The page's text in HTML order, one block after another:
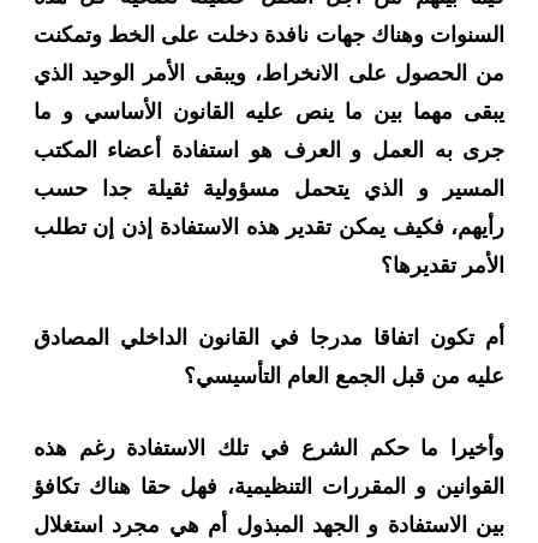
السنوات وهناك جهات نافدة دخلت على الخط وتمكنت
من الحصول على الانخراط، ويبقى الأمر الوحيد الذي
يبقى مهما بين ما ينص عليه القانون الأساسي و ما
جرى به العمل و العرف هو استفادة أعضاء المكتب
المسير و الذي يتحمل مسؤولية ثقيلة جدا حسب
رأيهم، فكيف يمكن تقدير هذه الاستفادة إذن إن تطلب
الأمر تقديرها؟
أم تكون اتفاقا مدرجا في القانون الداخلي المصادق
عليه من قبل الجمع العام التأسيسي؟
وأخيرا ما حكم الشرع في تلك الاستفادة رغم هذه
القوانين و المقررات التنظيمية، فهل حقا هناك تكافؤ
بين الاستفادة و الجهد المبذول أم هي مجرد استغلال